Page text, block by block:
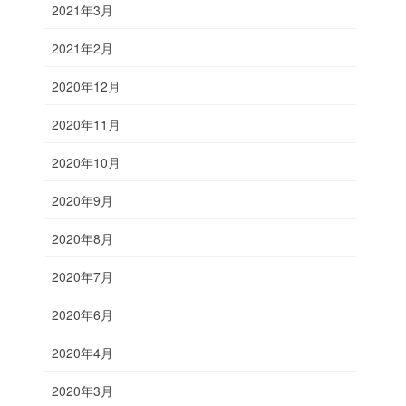
2021年3月
2021年2月
2020年12月
2020年11月
2020年10月
2020年9月
2020年8月
2020年7月
2020年6月
2020年4月
2020年3月